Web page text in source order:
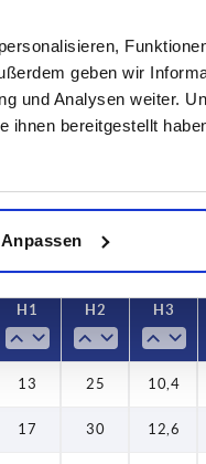
geben wir
und Analysen weiter.
bereitgestellt
Anpassen
A1
41,7
79,2
La date
de
H1 H2 H3
13 25 10,4
17 30 12,6